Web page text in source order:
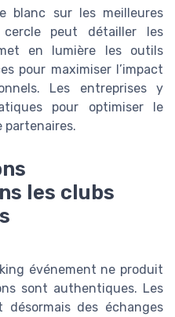
blanc sur les meilleures
peut détailler les
en lumière les outils
pour maximiser l’impact
Les entreprises y
pour optimiser le
partenaires.
les clubs
événement ne produit
sont authentiques. Les
désormais des échanges